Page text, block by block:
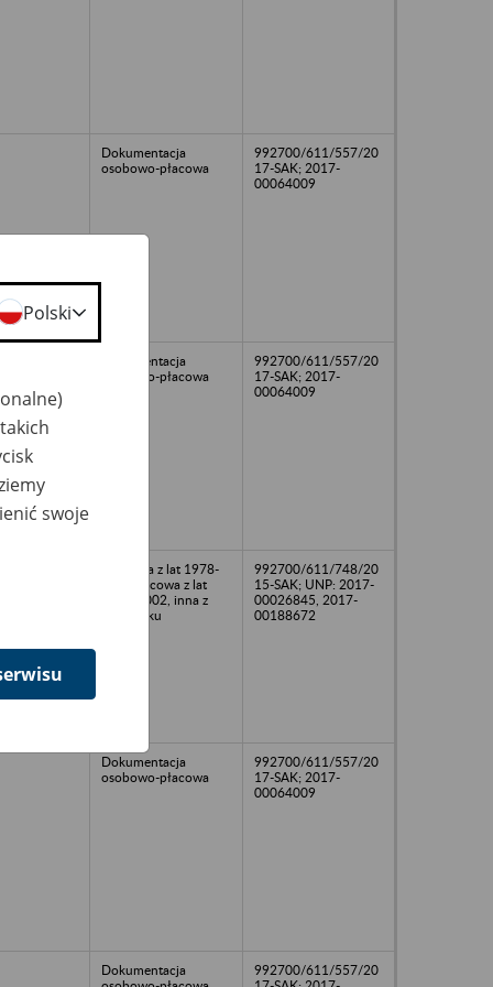
Dokumentacja
osobowo-płacowa
992700/611/557/20
17-SAK; 2017-
00064009
Dokumentacja
osobowo-płacowa
992700/611/557/20
17-SAK; 2017-
00064009
osobowa z lat 1978-
202, płacowa z lat
1989-2002, inna z
1997 roku
992700/611/748/20
15-SAK; UNP: 2017-
00026845, 2017-
00188672
Dokumentacja
osobowo-płacowa
992700/611/557/20
17-SAK; 2017-
00064009
Dokumentacja
992700/611/557/20
Polski
swoje